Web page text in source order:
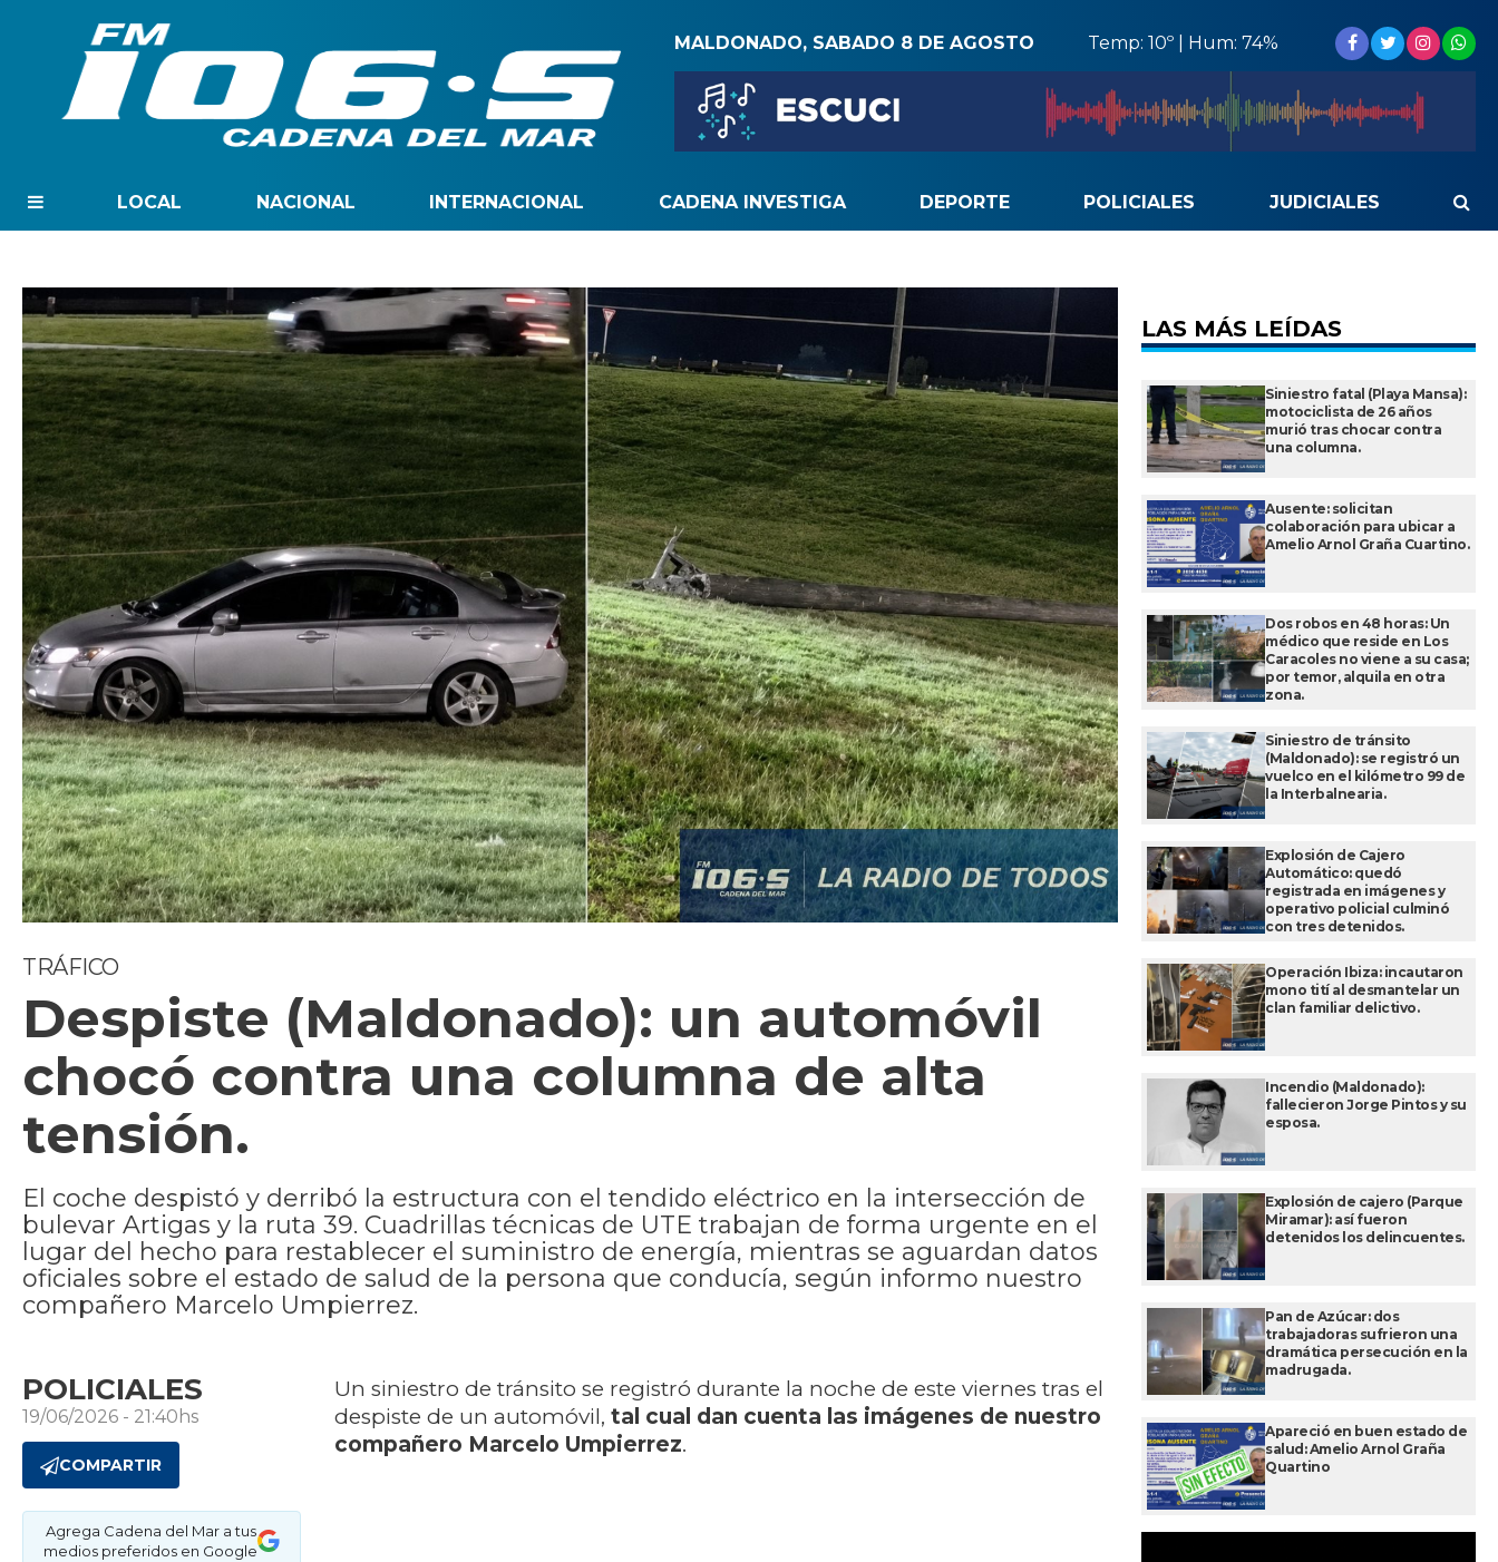
MALDONADO, SABADO 8 DE AGOSTO Temp: 10º | Hum: 74%
LOCAL NACIONAL INTERNACIONAL CADENA INVESTIGA DEPORTE POLICIALES JUDICIALES
TRÁFICO
Despiste (Maldonado): un automóvil
chocó contra una columna de alta
tensión.
El coche despistó y derribó la estructura con el tendido eléctrico en la intersección de
bulevar Artigas y la ruta 39. Cuadrillas técnicas de UTE trabajan de forma urgente en el
lugar del hecho para restablecer el suministro de energía, mientras se aguardan datos
oficiales sobre el estado de salud de la persona que conducía, según informo nuestro
compañero Marcelo Umpierrez.
POLICIALES
19/06/2026 - 21:40hs
COMPARTIR
Agrega Cadena del Mar a tus
medios preferidos en Google
Un siniestro de tránsito se registró durante la noche de este viernes tras el
despiste de un automóvil, tal cual dan cuenta las imágenes de nuestro
compañero Marcelo Umpierrez.
LAS MÁS LEÍDAS
Siniestro fatal (Playa Mansa):
motociclista de 26 años
murió tras chocar contra
una columna.
Ausente: solicitan
colaboración para ubicar a
Amelio Arnol Graña Cuartino.
Dos robos en 48 horas: Un
médico que reside en Los
Caracoles no viene a su casa;
por temor, alquila en otra
zona.
Siniestro de tránsito
(Maldonado): se registró un
vuelco en el kilómetro 99 de
la Interbalnearia.
Explosión de Cajero
Automático: quedó
registrada en imágenes y
operativo policial culminó
con tres detenidos.
Operación Ibiza: incautaron
mono tití al desmantelar un
clan familiar delictivo.
Incendio (Maldonado):
fallecieron Jorge Pintos y su
esposa.
Explosión de cajero (Parque
Miramar): así fueron
detenidos los delincuentes.
Pan de Azúcar: dos
trabajadoras sufrieron una
dramática persecución en la
madrugada.
Apareció en buen estado de
salud: Amelio Arnol Graña
Quartino